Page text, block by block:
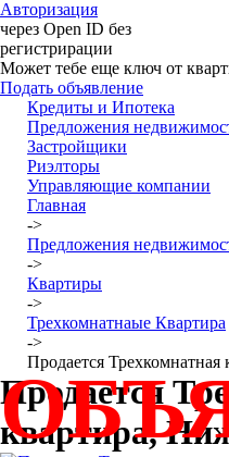
Авторизация
через Open ID без
регистрирации
Может тебе еще ключ от
Подать объявление
Кредиты и Ипотека
Предложения
Застройщики
Риэлторы
Управляющие компании
Главная
->
Предложения
->
Квартиры
->
Трехкомнатнаые Квартира
->
Продается
Продается
квартира,